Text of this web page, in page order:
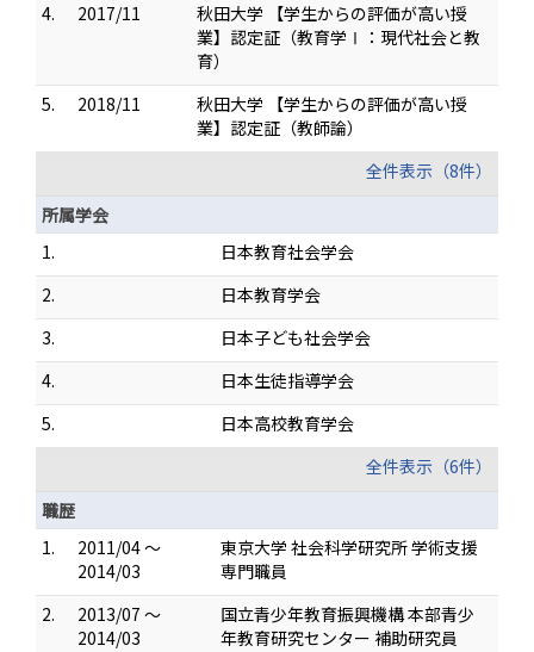
4.
2017/11
秋田大学 【学生からの評価が高い授
業】認定証（教育学Ⅰ：現代社会と教
育）
5.
2018/11
秋田大学 【学生からの評価が高い授
業】認定証（教師論）
全件表示（8件）
所属学会
1.
日本教育社会学会
2.
日本教育学会
3.
日本子ども社会学会
4.
日本生徒指導学会
5.
日本高校教育学会
全件表示（6件）
職歴
1.
2011/04 ～
2014/03
東京大学 社会科学研究所 学術支援
専門職員
2.
2013/07 ～
2014/03
国立青少年教育振興機構 本部青少
年教育研究センター 補助研究員